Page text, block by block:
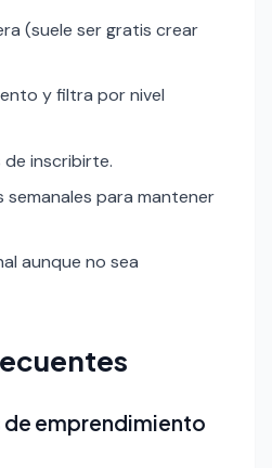
(suele ser gratis crear
y filtra por nivel
de inscribirte.
semanales para mantener
aunque no sea
de emprendimiento